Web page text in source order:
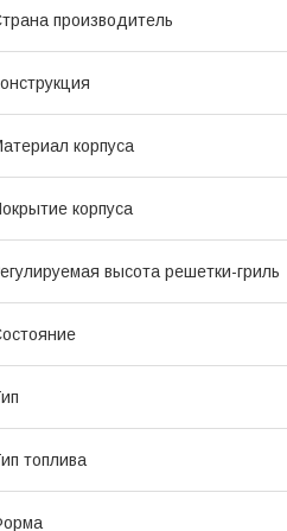
производитель
корпуса
корпуса
высота решетки-гриль
топлива